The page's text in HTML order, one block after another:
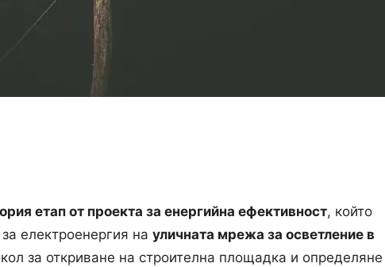
етап от проекта за енергийна ефективност, който
електроенергия на уличната мрежа за осветление в
за откриване на строителна площадка и определяне